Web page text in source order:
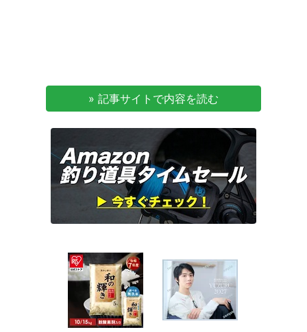
» 記事サイトで内容を読む